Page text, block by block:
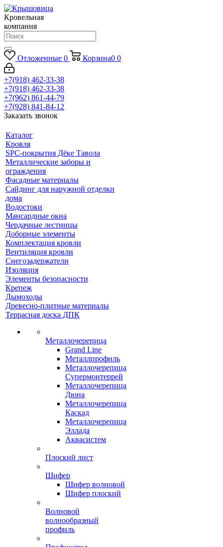
Кровельная
компания
Отложенные 0 Корзина0 0
+7(918) 462-33-38
+7(918) 462-33-38
+7(962) 861-44-79
+7(928) 841-84-12
Заказать звонок
Каталог
Кровля
SPC-покрытия Дёке Тавола
Металлические заборы и
ограждения
Фасадные материалы
Сайдинг для наружной отделки
дома
Водостоки
Мансардные окна
Чердачные лестницы
Доборные элементы
Комплектация кровли
Вентиляция кровли
Снегозадержатели
Изоляция
Элементы безопасности
Крепеж
Дымоходы
Древесно-плитные материалы
Террасная доска ДПК
Металлочерепица
Grand Line
Металлпрофиль
Металлочерепица
Супермонтеррей
Металлочерепица
Дюна
Металлочерепица
Каскад
Металлочерепица
Эллада
Аквасистем
Плоский лист
Шифер
Шифер волновой
Шифер плоский
Волновой
волнообразный
профиль